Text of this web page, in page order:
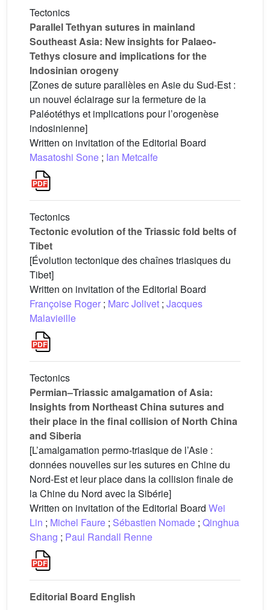
Tectonics
Parallel Tethyan sutures in mainland
Southeast Asia: New insights for Palaeo-
Tethys closure and implications for the
Indosinian orogeny
[Zones de suture parallèles en Asie du Sud-Est :
un nouvel éclairage sur la fermeture de la
Paléotéthys et implications pour l’orogenèse
indosinienne]
Written on invitation of the Editorial Board
Masatoshi Sone ; Ian Metcalfe
Tectonics
Tectonic evolution of the Triassic fold belts of
Tibet
[Évolution tectonique des chaînes triasiques du
Tibet]
Written on invitation of the Editorial Board
Françoise Roger ; Marc Jolivet ; Jacques
Malavieille
Tectonics
Permian–Triassic amalgamation of Asia:
Insights from Northeast China sutures and
their place in the final collision of North China
and Siberia
[L’amalgamation permo-triasique de l’Asie :
données nouvelles sur les sutures en Chine du
Nord-Est et leur place dans la collision finale de
la Chine du Nord avec la Sibérie]
Written on invitation of the Editorial Board Wei
Lin ; Michel Faure ; Sébastien Nomade ; Qinghua
Shang ; Paul Randall Renne
Editorial Board English